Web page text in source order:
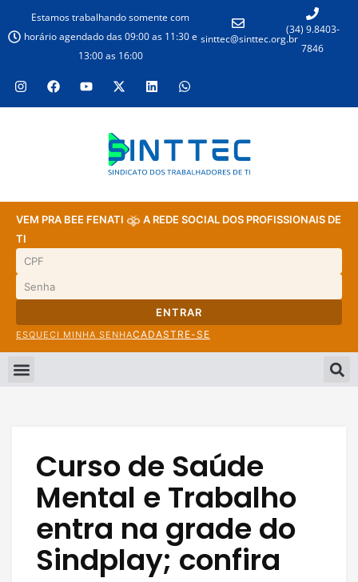
Estamos trabalhando somente com
horário agendado das 09:00 as 11:30 e
13:00 as 16:00
sinttec@sinttec.org.br
(34) 9.8403-
7846
VEM PRA BEE FENATI
A REDE SOCIAL DOS PROFISSIONAIS DE
TI
ENTRAR
ESQUECI MINHA SENHACADASTRE-SE
Curso de Saúde
Mental e Trabalho
entra na grade do
Sindplay; confira